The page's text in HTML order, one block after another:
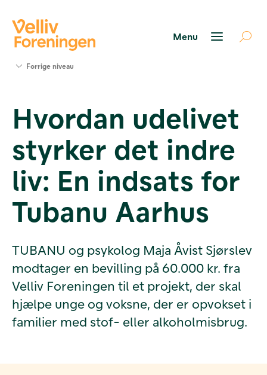
Værktøjer
og viden
Om Velliv
Foreningen
Kontakt
os
Forrige niveau
Hvordan udelivet
styrker det indre
liv: En indsats for
Tubanu Aarhus
TUBANU og psykolog Maja Åvist Sjørslev
modtager en bevilling på 60.000 kr. fra
Velliv Foreningen til et projekt, der skal
hjælpe unge og voksne, der er opvokset i
familier med stof- eller alkoholmisbrug.